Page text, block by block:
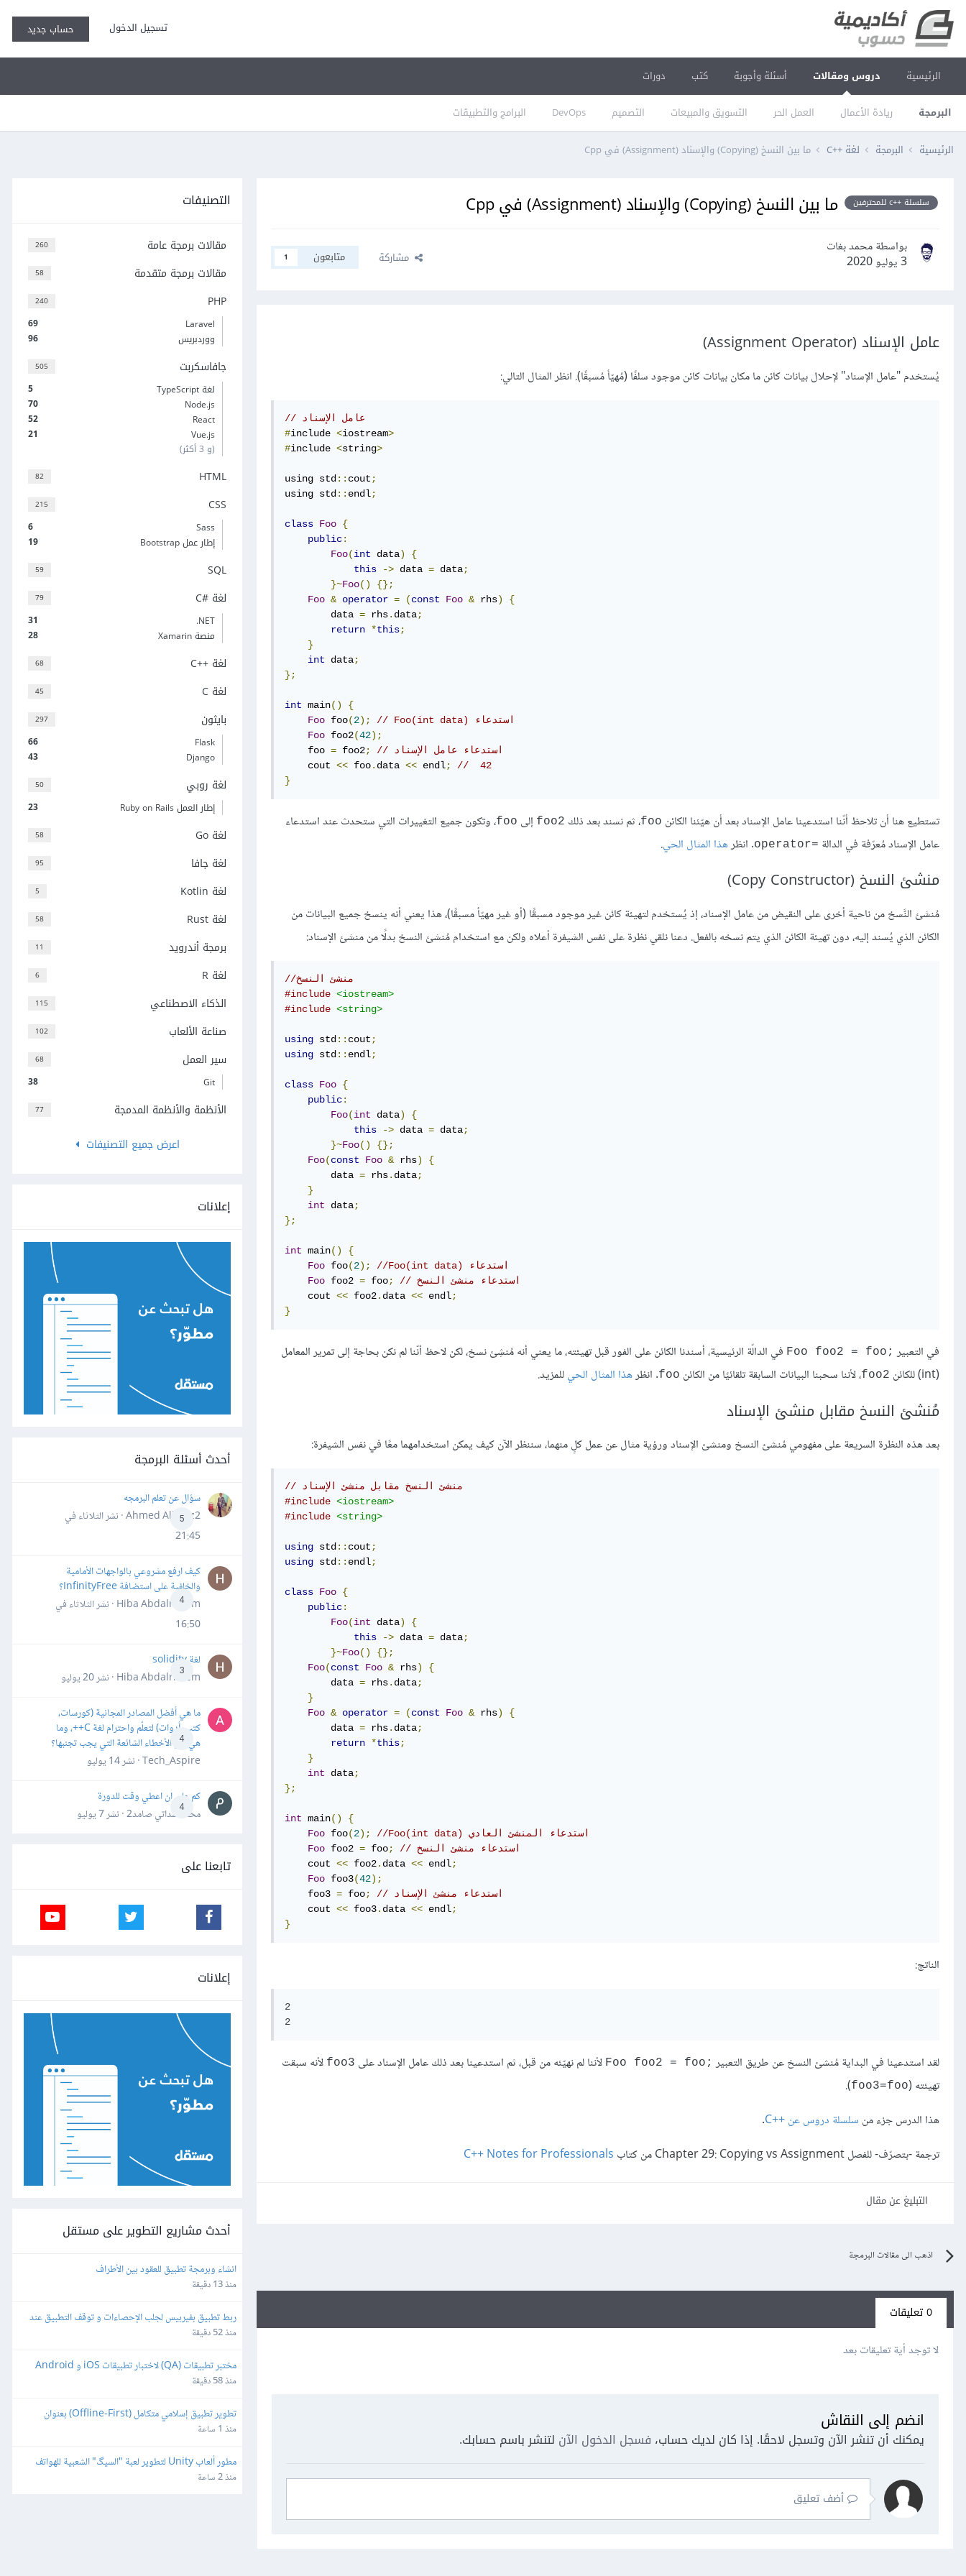
تسجيل الدخول حساب جديد
الرئيسية دروس ومقالات
البرمجة ريادة الأعمال العمل الحر التسويق والمبيعات التصميم DevOps البرامج والتطبيقات
أسئلة وأجوبة كتب دورات
الرئيسية البرمجة لغة C++‎ ما بين النسخ (Copying) والإسناد (Assignment) في Cpp
سلسلة ++c للمحترفين ما بين النسخ (Copying) والإسناد (Assignment) في Cpp
بواسطة محمد بغات
3 يوليو 2020
مشاركة متابعون 1
عامل الإسناد (Assignment Operator)
يُستخدم "عامل الإسناد" لإحلال بيانات كائن ما مكان بيانات كائن موجود سلفًا (مُهيّأ مُسبقًا). انظر المثال التالي:
// عامل الإسناد
#include <iostream>
#include <string>
using std :: cout ;
using std :: endl;
class Foo {
public:
Foo(int data)
{
this
-> data = data;
}~Foo()
{};
Foo & operator = (const Foo & rhs)
{
        data
= rhs. data;
return *this;
}
int data;
};
int main()
{
Foo foo(2);
// Foo(int data) استدعاء
Foo foo2(42);
    foo
= foo2;
// استدعاء عامل الإسناد
    cout
<< foo. data << endl;
//  42
}
تستطيع هنا أن تلاحظ أنّنا استدعينا عامل الإسناد بعد أن هيّئنا الكائن ‎foo‎، ثم نسند بعد ذلك ‎foo2‎ إلى ‎foo‎، وتكون جميع التغييرات التي ستحدث عند استدعاء
عامل الإسناد مُعرّفة في الدالة ‎operator=‎. انظرهذا المثال الحي.
منشئ النسخ (Copy Constructor)
مُنشئ النَّسخ من ناحية أخرى على النقيض من عامل الإسناد، إذ يُستخدم لتهيئة كائن غير موجود مسبقًا (أو غير مهيّأ مسبقًا)، هذا يعني أنه ينسخ جميع البيانات من
الكائن الذي يُسند إليه، دون تهيئة الكائن الذي يتم نسخه بالفعل. دعنا نلقي نظرة على نفس الشيفرة أعلاه ولكن مع استخدام مُنشئ النسخ بدلًا من منشئ الإسناد:
#include <iostream>
#include <string>
using std :: cout ;
using std :: endl;
class Foo {
public:
Foo(int data)
{
this
-> data = data;
}~Foo()
{};
Foo(const Foo & rhs)
{
        data
= rhs. data;
}
int data;
};
int main()
{
Foo foo(2);
//Foo(int data) استدعاء
Foo foo2 = foo;
// استدعاء منشئ النسخ
    cout
<< foo2. data << endl;
}
في التعبير ‎Foo foo2 = foo;‎ في الدالّة الرئيسية، أسندنا الكائن على الفور قبل تهيئته، ما يعني أنه مُنشِئ نسخ، لكن لاحظ أنّنا لم نكن بحاجة إلى تمرير المعامل
(int) للكائن
‎foo2‎، لأننا سحبنا البيانات السابقة تلقائيًا من الكائن foo. انظرهذا المثال الحيللمزيد.
مُنشئ النسخ مقابل منشئ الإسناد
بعد هذه النظرة السريعة على مفهومي مُنشئ النسخ ومنشئ الإسناد ورؤية مثال عن عمل كلٍ منهما، سننظر الآن كيف يمكن استخدامهما معًا في نفس الشيفرة:
// منشئ النسخ مقابل منشئ الإسناد
#include <iostream>
#include <string>
using std:: cout;
using std:: endl;
class Foo {
public:
Foo(int data)
{
this
-> data = data;
}~Foo()
{};
Foo(const Foo & rhs)
{
        data
= rhs. data;
}
Foo & operator = (const Foo & rhs)
{
        data
= rhs. data;
return *this;
}
int data;
};
int main()
{
Foo foo(2);
//Foo(int data) استدعاء المنشئ العادي
Foo foo2 = foo;
// استدعاء منشئ النسخ
    cout
<< foo2. data << endl;
Foo foo3(42);
    foo3
= foo;
// استدعاء منشئ الإسناد
    cout
<< foo3. data << endl;
}
الناتج:
2
لقد استدعينا في البداية مُنشئ النسخ عن طريق التعبير ‎Foo foo2 = foo;‎ لأننا لم نهيّئه من قبل، ثم استدعينا بعد ذلك عامل الإسناد على foo3 لأنه سبقت
تهيئته (‎foo3=foo‎
).
هذا الدرس جزء من سلسلة دروس عن C++‎
.
ترجمة -بتصرّف- للفصل Chapter 29: Copying vs Assignment من كتاب
C++ Notes for Professionals
التبليغ عن مقال
اذهب الى مقالات البرمجة
0 تعليقات
لا توجد أية تعليقات بعد
انضم إلى النقاش
يمكنك أن تنشر الآن وتسجل لاحقًا. إذا كان لديك حساب، فسجل الدخول الآن لتنشر باسم حسابك.
أضف تعليق
التصنيفات
260 مقالات برمجة عامة
58 مقالات برمجة متقدمة
240 PHP
69
Laravel
96
ووردبريس
505 جافاسكربت
5
لغة TypeScript
70
Node.js
52
React
21
Vue.js
(و 3 أكثر)
82 HTML
215 CSS
6
Sass
19
إطار عمل Bootstrap
59 SQL
79 لغة C#‎
31
‎.NET
28
منصة Xamarin
68 لغة C++‎
45 لغة C
297 بايثون
66
Flask
43
Django
50 لغة روبي
23 إطار العمل Ruby on Rails
58 لغة Go
95 لغة جافا
5 لغة Kotlin
58 لغة Rust
11 برمجة أندرويد
6 لغة R
115 الذكاء الاصطناعي
102 صناعة الألعاب
68 سير العمل
38 Git
77
الأنظمة والأنظمة المدمجة
اعرض جميع التصنيفات
إعلانات
أحدث أسئلة البرمجة
5
سؤال عن تعلم البرمجه
Ahmed Alhafiz2 · نشر
الثلاثاء في
21:45
4
كيف ارفع مشروعي بالواجهات الأمامية
والخلفية على استضافة InfinityFree؟
Hiba Abdalrheem · نشر
الثلاثاء في
16:50
3
لغة solidity
Hiba Abdalrheem · نشر
20 يوليو
4
ما هي أفضل المصادر المجانية (كورسات،
كتب، أدوات) لتعلّم واحترام لغة C++، وما
هي أهم الأخطاء الشائعة التي يجب تجنبها؟
Tech_Aspire · نشر
14 يوليو
4
كم علي ان اعطي وقت للدورة
محمد سداتي صامد2 · نشر
7 يوليو
تابعنا على
إعلانات
أحدث مشاريع التطوير على مستقل
انشاء وبرمجة تطبيق للعقود بين الأطراف
منذ 13 دقيقة
مدة ٣ ايام
منذ 52 دقيقة
مختبر تطبيقات (QA) لاختبار تطبيقات iOS و Android
منذ 58 دقيقة
"طالب العلم" للأندرويد و iOS
منذ 1 ساعة
الذكية
منذ 2 ساعة